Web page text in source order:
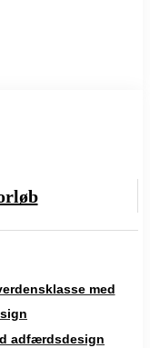
med
adfærdsdesign